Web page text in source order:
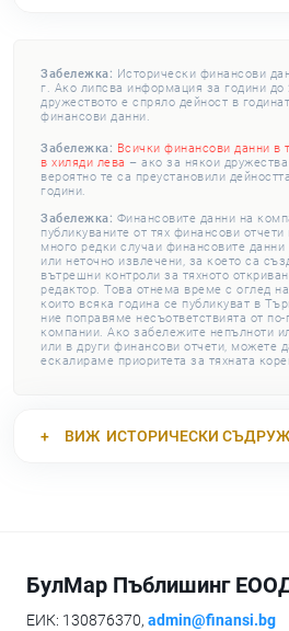
Забележка: Исторически финансови
г. Ако липсва информация за години до
дружеството е спряло дейност в
финансови данни.
Забележка: Всички финансови данни в
в хиляди лева – ако за някои
вероятно те са преустановили
години.
Забележка: Финансовите данни на
публикуваните от тях финансови
много редки случаи финансовите
или неточно извлечени, за което са
вътрешни контроли за тяхното
редактор. Това отнема време с оглед
които всяка година се публикуват в
ние поправяме несъответствията от
компании. Ако забележите непълноти
или в други финансови отчети, можете
ескалираме приоритета за тяхната
ВИЖ ИСТОРИЧЕСКИ
БулМар Пъблишинг
ЕИК: 130876370, admin@finansi.bg